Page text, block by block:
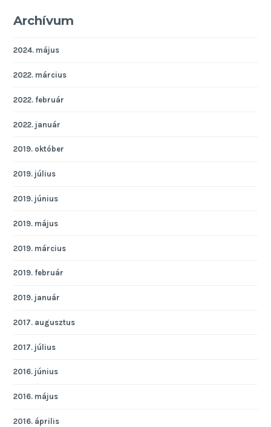
Archívum
2024. május
2022. március
2022. február
2022. január
2019. október
2019. július
2019. június
2019. május
2019. március
2019. február
2019. január
2017. augusztus
2017. július
2016. június
2016. május
2016. április